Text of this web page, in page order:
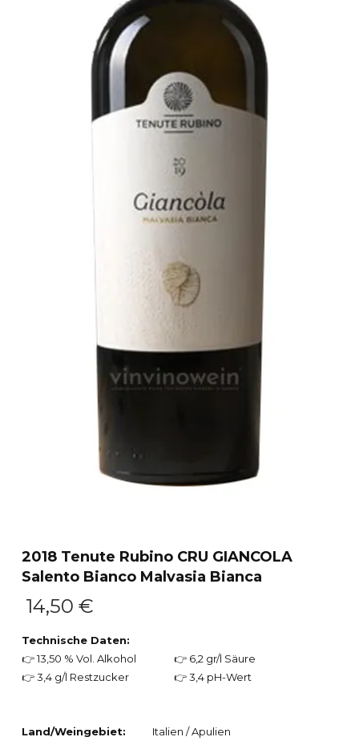
2018 Tenute Rubino CRU GIANCOLA
Salento Bianco Malvasia Bianca
14,50€
Technische Daten:
👉 13,50 % Vol. Alkohol
👉 6,2 gr/l Säure
👉 3,4 g/l Restzucker
👉 3,4 pH-Wert
Land/Weingebiet:
Italien / Apulien